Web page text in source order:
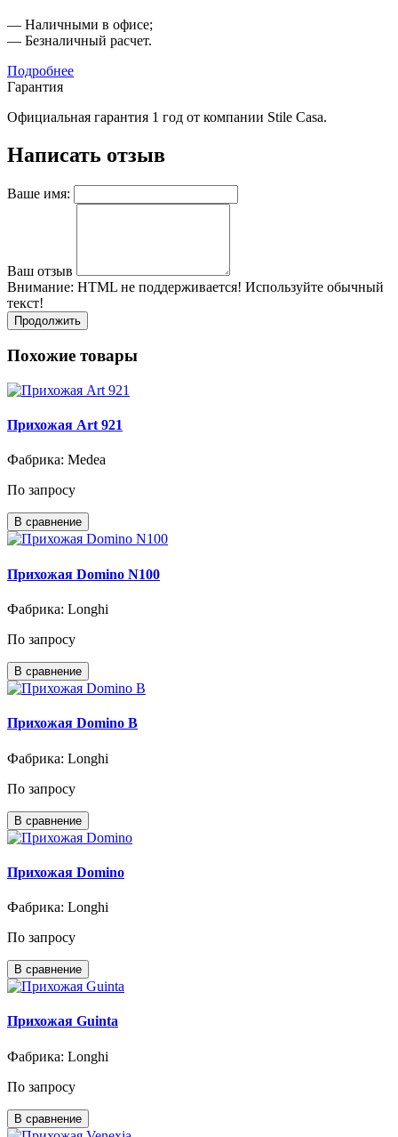
— Наличными в офисе;
— Безналичный расчет.
Подробнее
Гарантия
Официальная гарантия 1 год от компании Stile Casa.
Написать отзыв
Ваше имя:
Ваш отзыв
Внимание: HTML не поддерживается! Используйте обычный
текст!
Продолжить
Похожие товары
Прихожая Art 921
Фабрика: Medea
По запросу
В сравнение
Прихожая Domino N100
Фабрика: Longhi
По запросу
В сравнение
Прихожая Domino B
Фабрика: Longhi
По запросу
В сравнение
Прихожая Domino
Фабрика: Longhi
По запросу
В сравнение
Прихожая Guinta
Фабрика: Longhi
По запросу
В сравнение